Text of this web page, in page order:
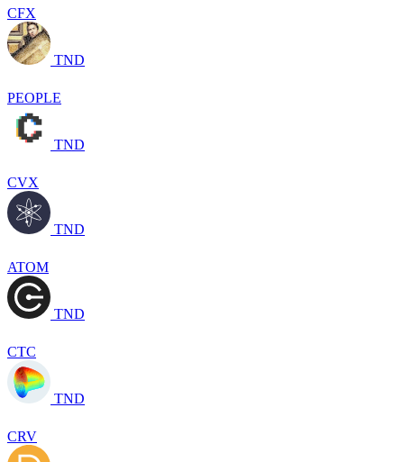
CFX
TND
PEOPLE
TND
CVX
TND
ATOM
TND
CTC
TND
CRV